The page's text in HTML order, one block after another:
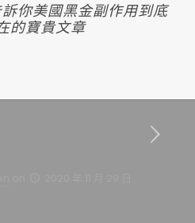
你美國黑金副作用到底
的寶貴文章